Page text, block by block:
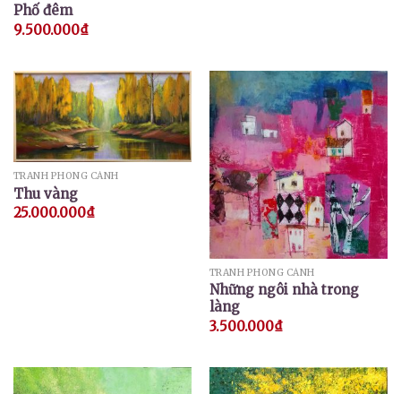
Phố đêm
9.500.000₫
TRANH PHONG CẢNH
Thu vàng
25.000.000₫
TRANH PHONG CẢNH
Những ngôi nhà trong
làng
3.500.000₫